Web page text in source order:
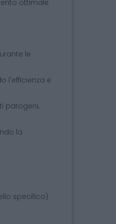
ottimale
le
l'efficienza e
patogeni,
la
specifico)